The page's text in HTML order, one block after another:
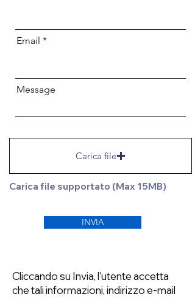
Email
Message
Carica file
Carica file supportato (Max 15MB)
INVIA
Cliccando su Invia, l'utente accetta
che tali informazioni, indirizzo e-mail